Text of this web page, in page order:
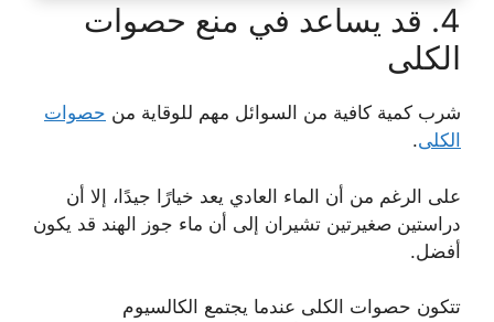
4. قد يساعد في منع حصوات
الكلى
شرب كمية كافية من السوائل مهم للوقاية من حصوات
الكلى.
على الرغم من أن الماء العادي يعد خيارًا جيدًا، إلا أن
دراستين صغيرتين تشيران إلى أن ماء جوز الهند قد يكون
أفضل.
تتكون حصوات الكلى عندما يجتمع الكالسيوم